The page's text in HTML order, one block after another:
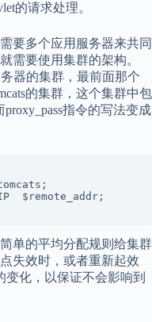
的请求处理。
要多个应用服务器来共同
需要使用集群的架构。
器的集群，最前面那个
的集群，这个集群中包
指令的写法变成
$remote_addr;
单的平均分配规则给集群
失效时，或者重新起效
化，以保证不会影响到